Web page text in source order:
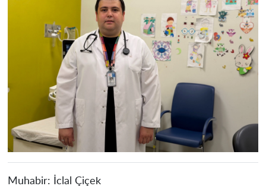
Muhabir: İclal Çiçek